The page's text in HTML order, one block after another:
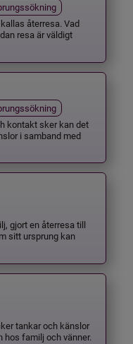
återresa. Vad
resa är väldigt
kontakt sker kan det
i samband med
gjort en återresa till
sitt ursprung kan
tankar och känslor
hos familj och vänner.